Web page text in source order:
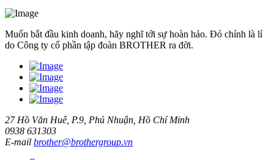
Muốn bắt đầu kinh doanh, hãy nghĩ tới sự hoàn hảo. Đó chính là lí
do Công ty cổ phần tập đoàn BROTHER ra đời.
27 Hồ Văn Huê, P.9, Phú Nhuận, Hồ Chí Minh
0938 631303
E-mail brother@brothergroup.vn